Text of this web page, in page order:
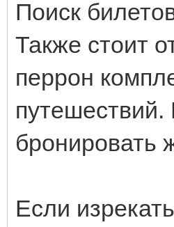
Поиск
Также стоит
перрон
бронировать
Если